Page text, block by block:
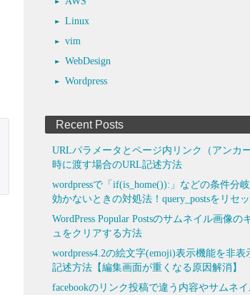
Linux
vim
WebDesign
Wordpress
Recent Posts
URLパラメータとページ内リンク（アンカ
時に渡す場合のURL記述方法
wordpressで「if(is_home()):」などの条件分
効かないときの対処法！query_postsをリセッ
WordPress Popular Postsのサムネイル画像の
ュをクリアする方法
wordpress4.2の絵文字(emoji)表示機能を非表
記述方法【編集画面が重くなる原因解消】
facebookのリンク投稿で違う内容やサムネ